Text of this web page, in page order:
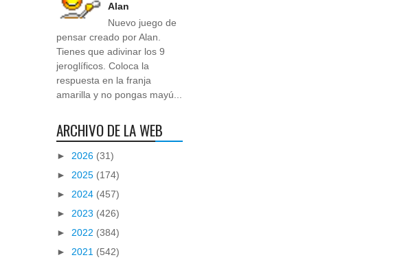
Alan
Nuevo juego de
pensar creado por Alan.
Tienes que adivinar los 9
jeroglíficos. Coloca la
respuesta en la franja
amarilla y no pongas mayú...
ARCHIVO DE LA WEB
► 2026 (31)
► 2025 (174)
► 2024 (457)
► 2023 (426)
► 2022 (384)
► 2021 (542)